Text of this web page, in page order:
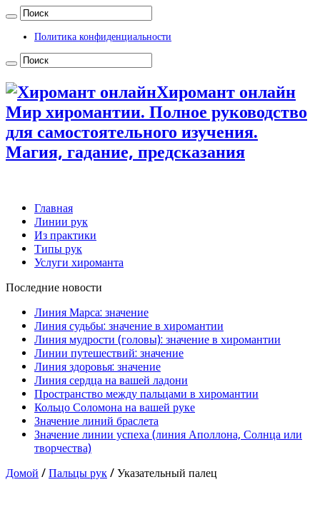
Политика конфиденциальности
Хиромант онлайн
Мир хиромантии. Полное руководство
для самостоятельного изучения.
Магия, гадание, предсказания
Главная
Линии рук
Из практики
Типы рук
Услуги хироманта
Последние новости
Линия Марса: значение
Линия судьбы: значение в хиромантии
Линия мудрости (головы): значение в хиромантии
Линии путешествий: значение
Линия здоровья: значение
Линия сердца на вашей ладони
Пространство между пальцами в хиромантии
Кольцо Соломона на вашей руке
Значение линий браслета
Значение линии успеха (линия Аполлона, Солнца или
творчества)
Домой / Пальцы рук / Указательный палец